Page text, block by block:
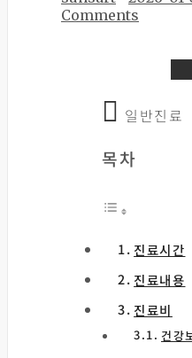
Comments
일반진료
목차
진료시간
진료내용
진료비
건강